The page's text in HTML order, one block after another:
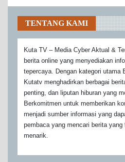
TENTANG KAMI
Kuta TV – Media Cyber Aktual &
berita online yang menyediakan
tepercaya. Dengan kategori utama
Kutatv menghadirkan berbagai
penting, dan liputan hiburan yang
Berkomitmen untuk memberikan
menjadi sumber informasi yang
pembaca yang mencari berita
menarik.